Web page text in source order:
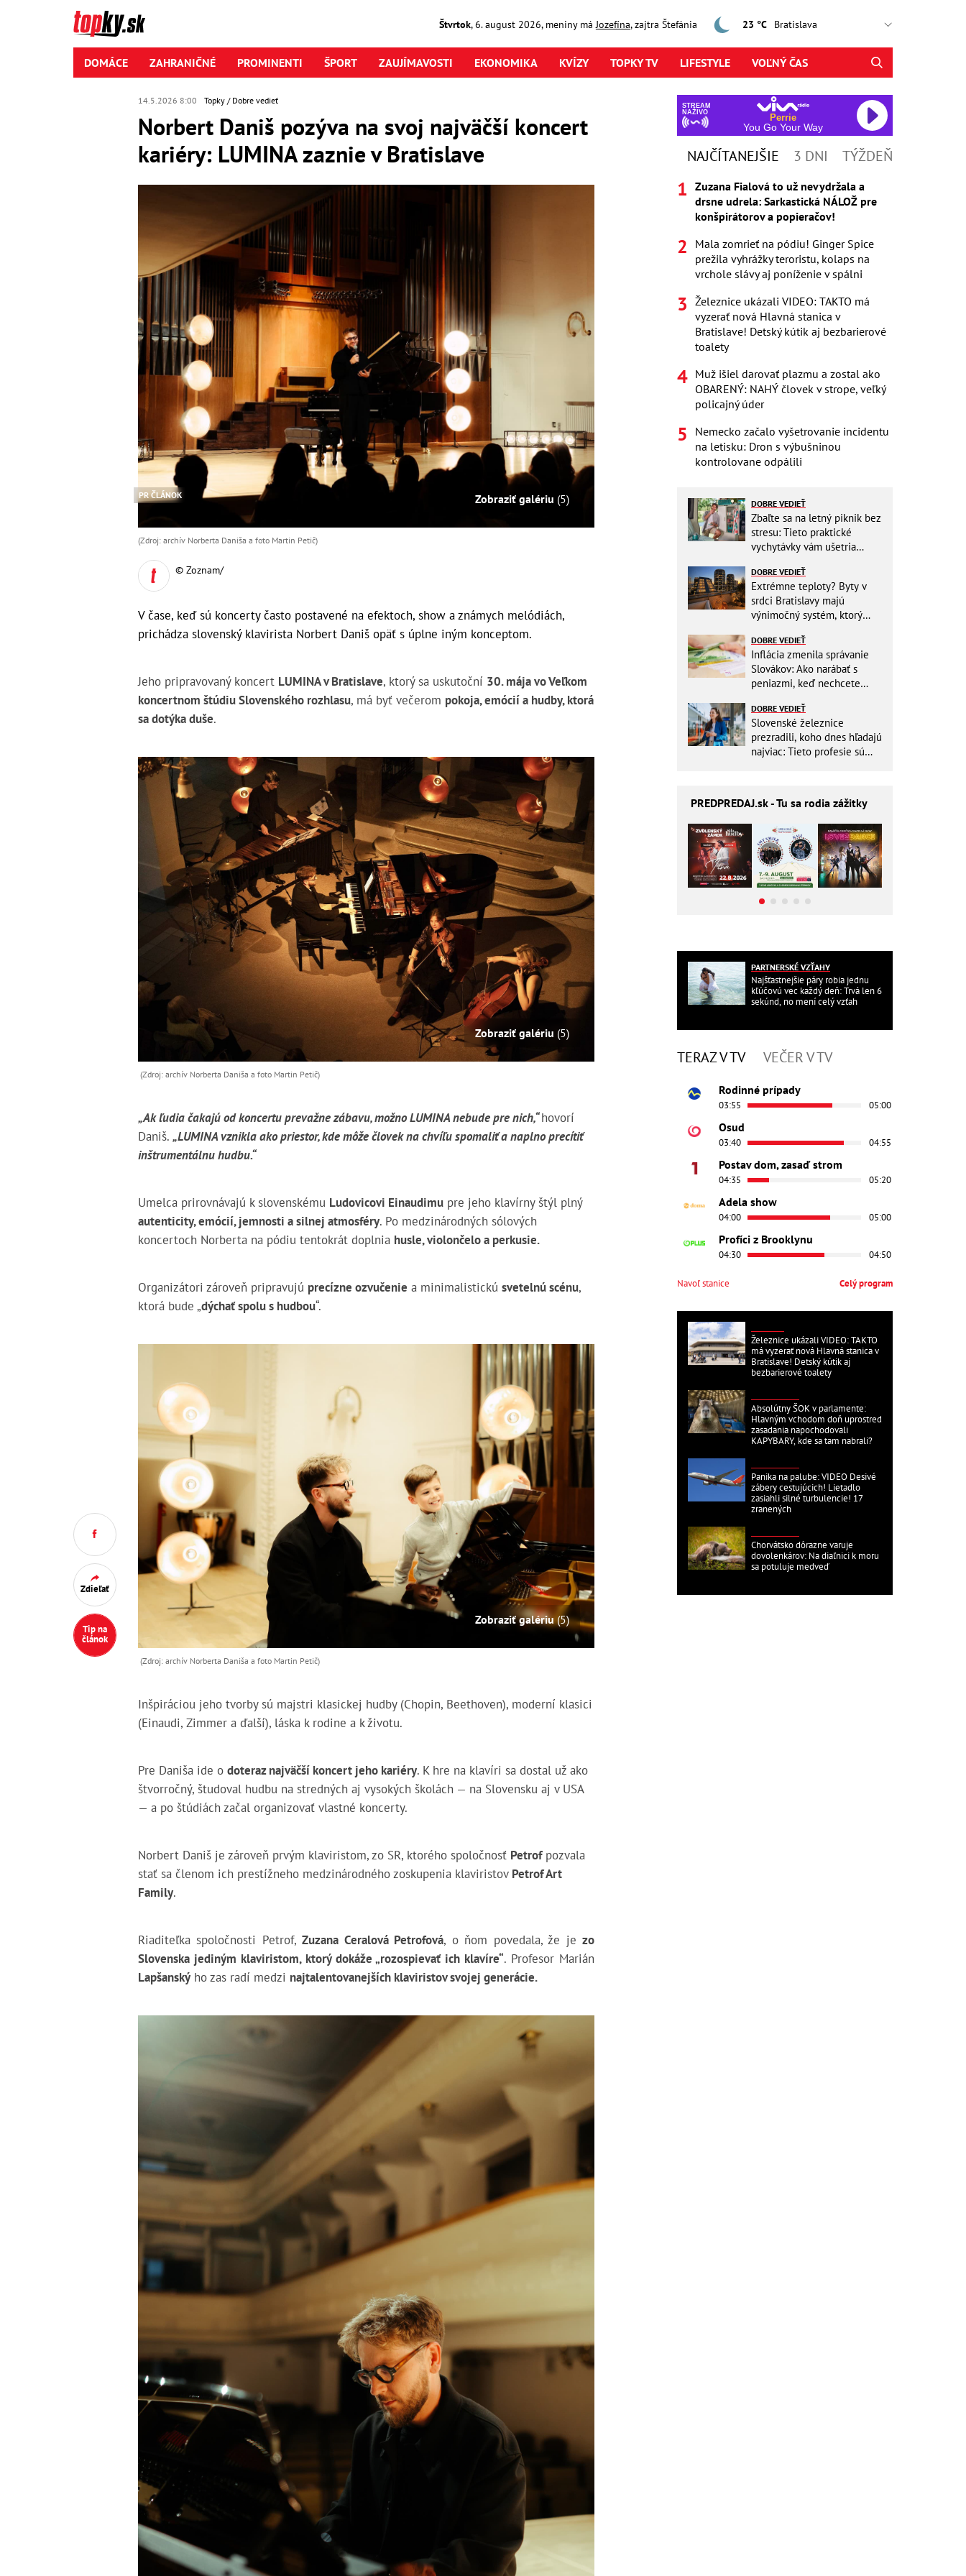
Štvrtok,6. august2026, meniny má Jozefína, zajtra Štefánia 23 °C
DOMÁCE ZAHRANIČNÉ PROMINENTI ŠPORT ZAUJÍMAVOSTI EKONOMIKA KVÍZY TOPKY TV LIFESTYLE VOĽNÝ ČAS
14.5.2026 8:00 Topky Dobre vedieť
Norbert Daniš pozýva na svoj najväčší koncert
kariéry: LUMINA zaznie v Bratislave
Zdieľať
Tip na
článok
PR ČLÁNOK Zobraziť galériu (5)
(Zdroj: archív Norberta Daniša a foto Martin Petič)
© Zoznam/
V čase, keď sú koncerty často postavené na efektoch, show a známych melódiách,
prichádza slovenský klavirista Norbert Daniš opäť s úplne iným konceptom.
Jeho pripravovaný koncert LUMINA v Bratislave, ktorý sa uskutoční 30. májavo Veľkom
koncertnom štúdiu Slovenského rozhlasu, má byť večerom pokoja, emócií a hudby, ktorá
sa dotýka duše.
Zobraziť galériu (5)
(Zdroj: archív Norberta Daniša a foto Martin Petič)
„Ak ľudia čakajú od koncertu prevažne zábavu, možno LUMINA nebude pre nich,“hovorí
Daniš. „LUMINA vznikla ako priestor, kde môže človek na chvíľu spomaliť a naplno precítiť
inštrumentálnu hudbu.“
Umelca prirovnávajú k slovenskému Ludovicovi Einaudimu pre jeho klavírny štýl plný
autenticity, emócií, jemnosti a silnej atmosféry. Po medzinárodných sólových
koncertoch Norberta na pódiu tentokrát doplnia husle, violončelo a perkusie.
Organizátori zároveň pripravujú precízne ozvučenie a minimalistickú svetelnúscénu,
ktorá bude „dýchať spolu s hudbou“.
Zobraziť galériu(5)
(Zdroj: archív Norberta Daniša a foto Martin Petič)
Inšpiráciou jeho tvorby sú majstri klasickej hudby (Chopin, Beethoven), moderní klasici
(Einaudi, Zimmer a ďalší), láska k rodine a k životu.
Pre Daniša ide o doteraz najväčší koncert jeho kariéry. K hre na klavíri sa dostal už ako
štvorročný, študoval hudbu na stredných aj vysokých školách — na Slovensku aj v USA
— a po štúdiách začal organizovať vlastné koncerty.
Norbert Daniš je zároveň prvým klaviristom, zo SR, ktorého spoločnosť Petrof pozvala
stať sa členom ich prestížneho medzinárodného zoskupenia klaviristov Petrof Art
Family.
Riaditeľka spoločnosti Petrof,Zuzana Ceralová Petrofová, o ňom povedala, že jezo
Slovenska jediným klaviristom, ktorý dokáže „rozospievať ich klavíre“. Profesor Marián
Lapšanský ho zas radí medzi najtalentovanejších klaviristovsvojej generácie.
STREAM
NAŽIVO
Perrie
You Go Your Way
NAJČÍTANEJŠIE 3 DNI TÝŽDEŇ
Zuzana Fialová to už nevydržala a
drsne udrela: Sarkastická NÁLOŽ pre
konšpirátorov a popieračov!
Mala zomrieť na pódiu! Ginger Spice
prežila vyhrážky teroristu, kolaps na
vrchole slávy aj poníženie v spálni
Železnice ukázali VIDEO: TAKTO má
vyzerať nová Hlavná stanica v
Bratislave! Detský kútik aj bezbarierové
toalety
Muž išiel darovať plazmu a zostal ako
OBARENÝ: NAHÝ človek v strope, veľký
policajný úder
Nemecko začalo vyšetrovanie incidentu
na letisku: Dron s výbušninou
kontrolovane odpálili
DOBRE VEDIEŤ
Zbaľte sa na letný piknik bez
stresu: Tieto praktické
vychytávky vám ušetria
DOBRE VEDIEŤ
Extrémne teploty? Byty v
srdci Bratislavy majú
výnimočný systém, ktorý
DOBRE VEDIEŤ
Inflácia zmenila správanie
Slovákov: Ako narábať s
peniazmi, keď nechcete
DOBRE VEDIEŤ
Slovenské železnice
prezradili, koho dnes hľadajú
najviac: Tieto profesie sú
PREDPREDAJ.sk - Tu sa rodia zážitky
PARTNERSKÉ VZŤAHY
Najšťastnejšie páry robia jednu
kľúčovú vec každý deň: Trvá len 6
sekúnd, no mení celý vzťah
TERAZ V TV VEČER V TV
Rodinné prípady
03:55 05:00
Osud
03:40 04:55
Postav dom, zasaď strom
04:35 05:20
Adela show
04:00 05:00
Profíci z Brooklynu
04:30 04:50
Navoľ stanice Celý program
Železnice ukázali VIDEO: TAKTO
má vyzerať nová Hlavná stanica v
Bratislave! Detský kútik aj
bezbarierové toalety
Absolútny ŠOK v parlamente:
Hlavným vchodom doň uprostred
zasadania napochodovali
KAPYBARY, kde sa tam nabrali?
Panika na palube: VIDEO Desivé
zábery cestujúcich! Lietadlo
zasiahli silné turbulencie! 17
zranených
Chorvátsko dôrazne varuje
dovolenkárov: Na diaľnici k moru
sa potuluje medveď